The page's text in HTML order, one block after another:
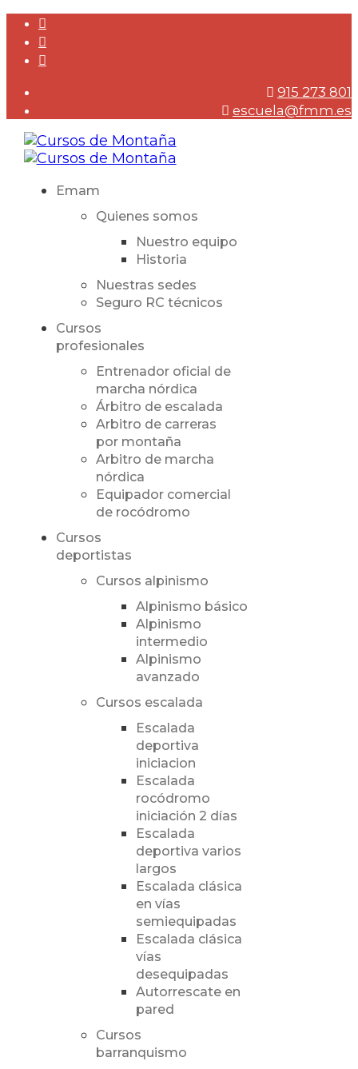
915 273 801
escuela@fmm.es
Emam
Quienes somos
Nuestro equipo
Historia
Nuestras sedes
Seguro RC técnicos
Cursos
profesionales
Entrenador oficial de
marcha nórdica
Árbitro de escalada
Arbitro de carreras
por montaña
Arbitro de marcha
nórdica
Equipador comercial
de rocódromo
Cursos
deportistas
Cursos alpinismo
Alpinismo básico
Alpinismo
intermedio
Alpinismo
avanzado
Cursos escalada
Escalada
deportiva
iniciacion
Escalada
rocódromo
iniciación 2 días
Escalada
deportiva varios
largos
Escalada clásica
en vías
semiequipadas
Escalada clásica
vías
desequipadas
Autorrescate en
pared
Cursos
barranquismo